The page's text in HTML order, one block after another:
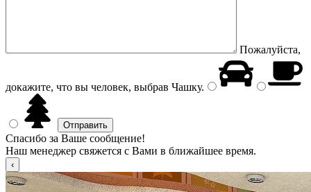
Пожалуйста,
докажите, что вы человек, выбрав Чашку.
Спасибо за Ваше сообщение!
Наш менеджер свяжется с Вами в ближайшее время.